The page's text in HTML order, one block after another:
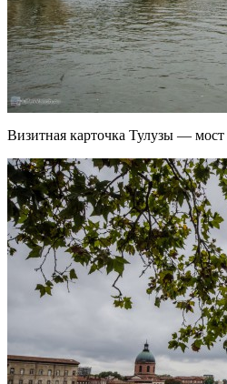
Визитная карточка Тулузы — мост